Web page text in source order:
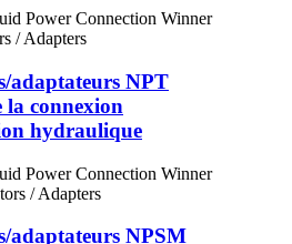
adaptateurs NPT
la connexion
hydraulique
adaptateurs NPSM